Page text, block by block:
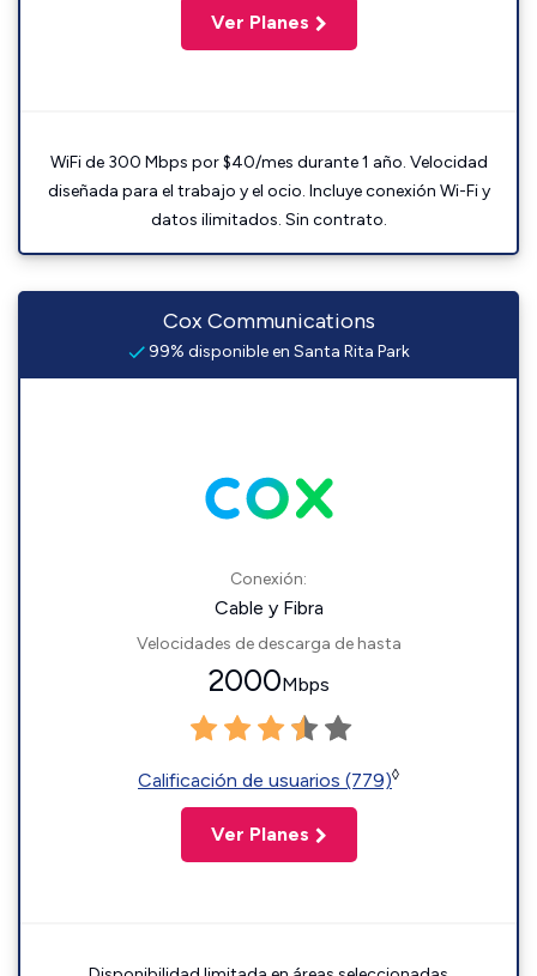
Ver Planes
WiFi de 300 Mbps por $40/mes durante 1 año. Velocidad
diseñada para el trabajo y el ocio. Incluye conexión Wi-Fi y
datos ilimitados. Sin contrato.
Cox Communications
99% disponible en Santa Rita Park
Conexión:
Cable y Fibra
Velocidades de descarga de hasta
2000Mbps
Calificación de usuarios (779)◊
Ver Planes